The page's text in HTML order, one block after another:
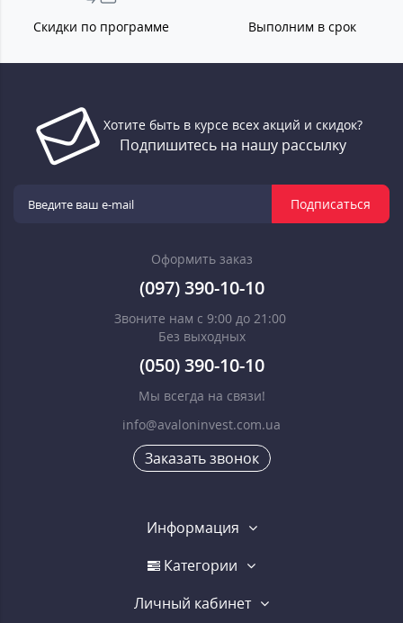
Скидки по программе Выполним в срок
Хотите быть в курсе всех акций и скидок?
Подпишитесь на нашу рассылку
Подписаться
Оформить заказ
(097) 390-10-10
Звоните нам с 9:00 до 21:00
Без выходных
(050) 390-10-10
Мы всегда на связи!
info@avaloninvest.com.ua
Заказать звонок
Информация
Категории
Личный кабинет